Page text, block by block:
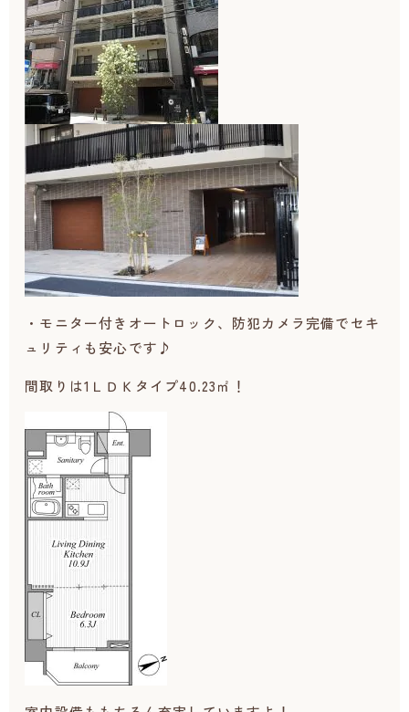
・モニター付きオートロック、防犯カメラ完備でセキ
ュリティも安心です♪
間取りは1ＬＤＫタイプ40.23㎡！